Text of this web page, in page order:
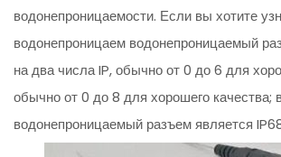
водонепроницаемости. Если вы хотите
водонепроницаем водонепроницаемый
на два числа IP, обычно от 0 до 6 для
обычно от 0 до 8 для хорошего качества;
водонепроницаемый разъем является